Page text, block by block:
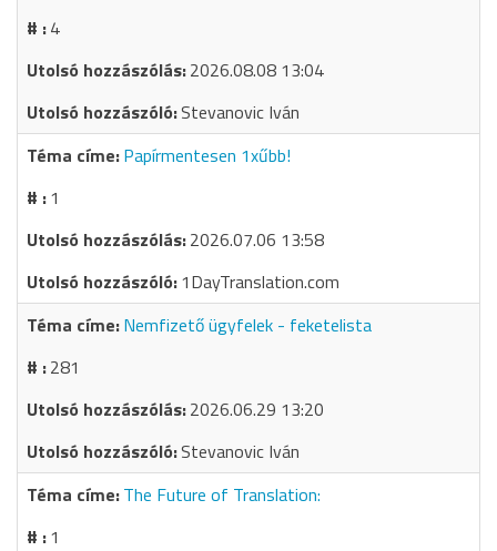
4
2026.08.08 13:04
Stevanovic Iván
Papírmentesen 1xűbb!
1
2026.07.06 13:58
1DayTranslation.com
Nemfizető ügyfelek - feketelista
281
2026.06.29 13:20
Stevanovic Iván
The Future of Translation:
1